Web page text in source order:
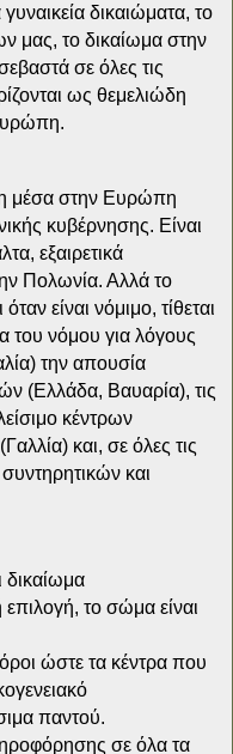
δικαιώματα, το
μας, το δικαίωμα στην
σε όλες τις
ως θεμελιώδη
μέσα στην Ευρώπη
κυβέρνησης. Είναι
εξαιρετικά
Πολωνία. Αλλά το
είναι νόμιμο, τίθεται
του νόμου για λόγους
την απουσία
(Ελλάδα, Βαυαρία), τις
κέντρων
και, σε όλες τις
και
το σώμα είναι
ώστε τα κέντρα που
παντού.
σε όλα τα